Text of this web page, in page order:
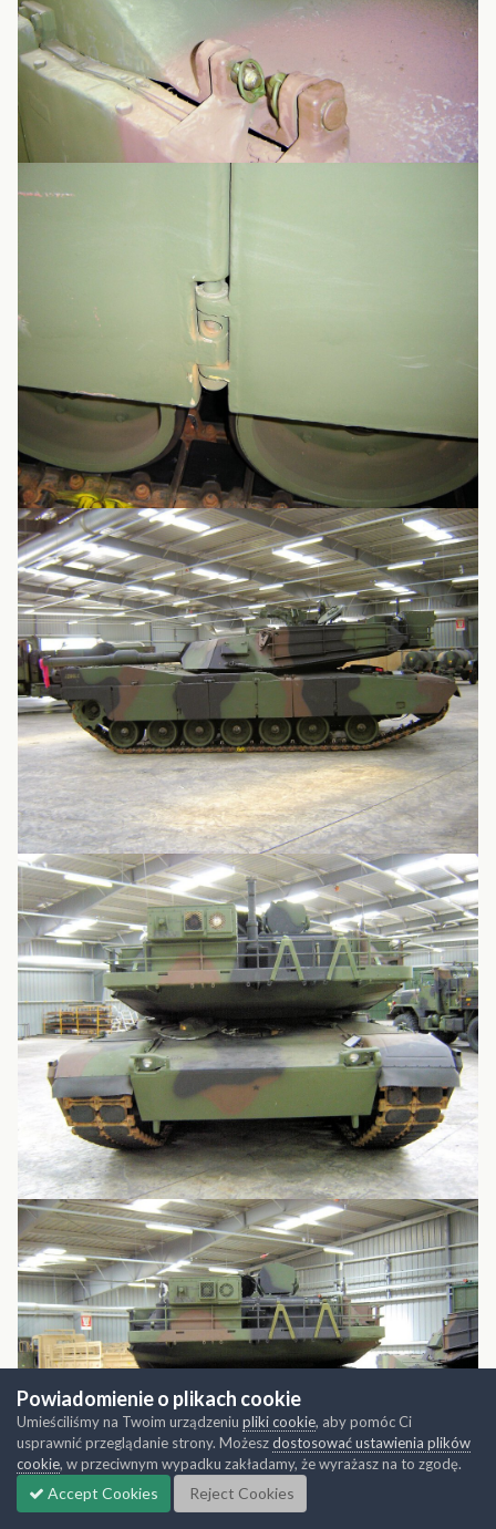
Powiadomienie o plikach cookie
Umieściliśmy na Twoim urządzeniu pliki cookie, aby pomóc Ci
usprawnić przeglądanie strony. Możeszdostosować ustawienia plików
cookie, w przeciwnym wypadku zakładamy, że wyrażasz na to zgodę.
Accept Cookies Reject Cookies